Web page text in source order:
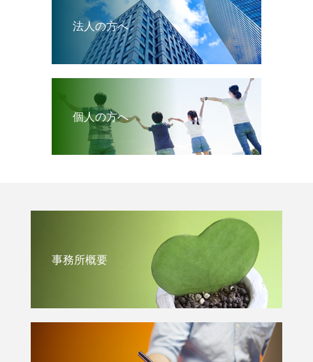
法人の方へ
個人の方へ
事務所概要